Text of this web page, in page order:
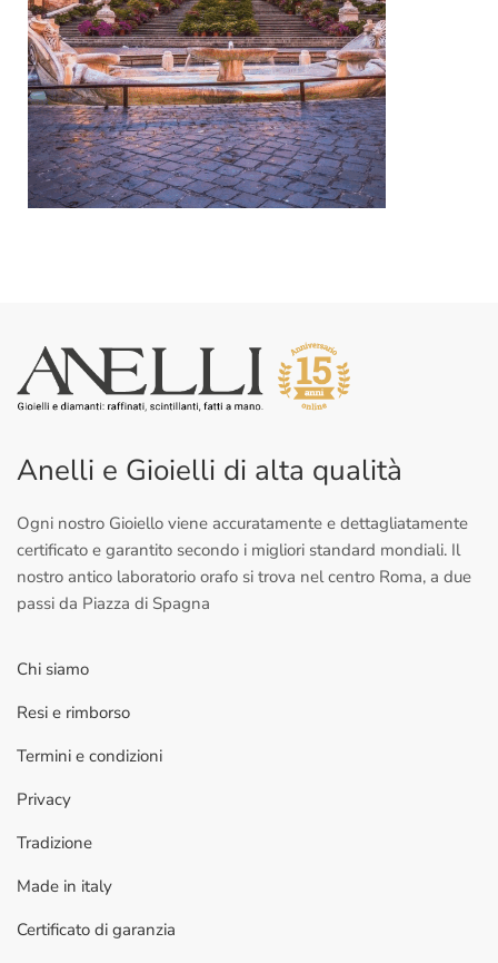
Anelli e Gioielli di alta qualità
Ogni nostro Gioiello viene accuratamente e dettagliatamente
certificato e garantito secondo i migliori standard mondiali. Il
nostro antico laboratorio orafo si trova nel centro Roma, a due
passi da Piazza di Spagna
Chi siamo
Resi e rimborso
Termini e condizioni
Privacy
Tradizione
Made in italy
Certificato di garanzia